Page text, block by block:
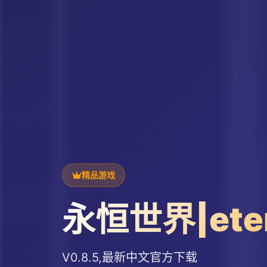
精品游戏
永恒世界
V0.8.5,最新中文官方下载